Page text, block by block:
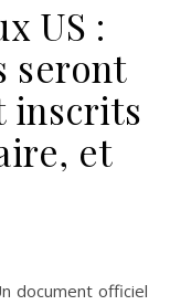
US :
seront
inscrits
et